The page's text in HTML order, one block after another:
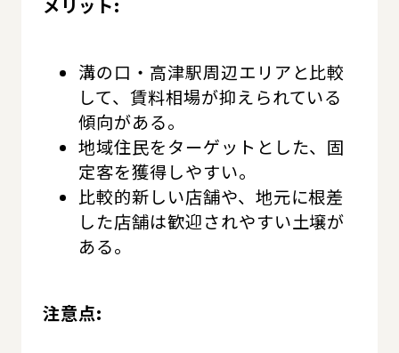
メリット:
溝の口・高津駅周辺エリアと比較
して、賃料相場が抑えられている
傾向がある。
地域住民をターゲットとした、固
定客を獲得しやすい。
比較的新しい店舗や、地元に根差
した店舗は歓迎されやすい土壌が
ある。
注意点: